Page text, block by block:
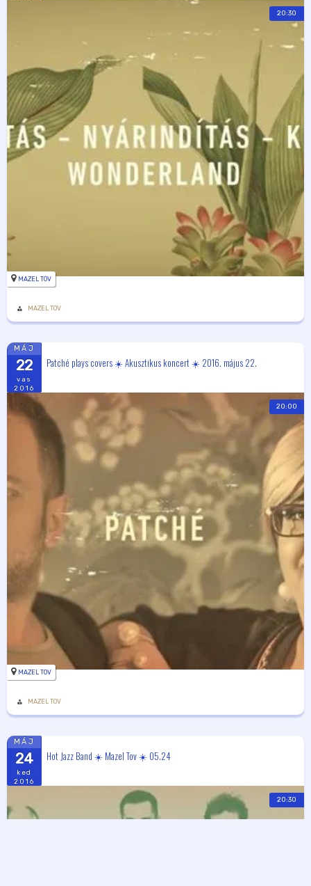
20:30
MAZEL TOV
MAZEL TOV
MÁJ
22
vas
2016
Patché plays covers ☀️ Akusztikus koncert ☀️ 2016. május 22.
20:00
MAZEL TOV
MAZEL TOV
MÁJ
24
ked
2016
Hot Jazz Band ☀️ Mazel Tov ☀️ 05.24
20:30